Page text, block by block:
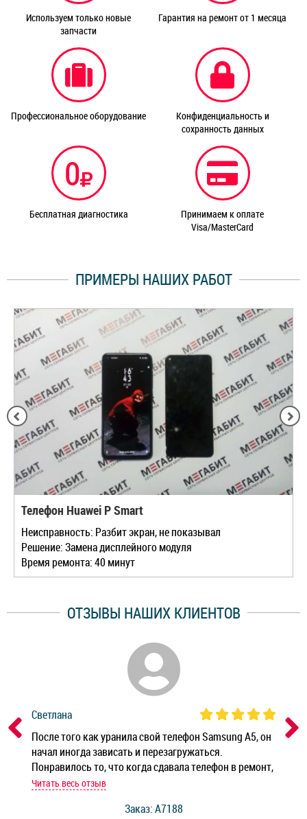
Используем только новые
запчасти
Гарантия на ремонт от 1 месяца
Профессиональное оборудование
Конфиденциальность и
сохранность данных
0
Бесплатная диагностика
Принимаем к оплате
Visa/MasterCard
ПРИМЕРЫ НАШИХ РАБОТ
Телефон Huawei P Smart
Неисправность: Разбит экран, не показывал
Решение: Замена дисплейного модуля
Время ремонта: 40 минут
ОТЗЫВЫ НАШИХ КЛИЕНТОВ
Светлана
После того как уранила свой телефон Samsung A5, он
начал иногда зависать и перезагружаться.
Понравилось то, что когда сдавала телефон в ремонт,
мастер при мне сделал быструю диагностику и сказал
работы и оперативность!
Читать весь отзыв
Заказ: A7188